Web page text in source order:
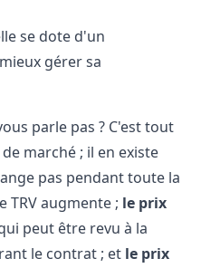
se dote d'un
gérer sa
parle pas ? C'est tout
marché ; il en existe
pas pendant toute la
TRV augmente ; le prix
peut être revu à la
le contrat ; et le prix